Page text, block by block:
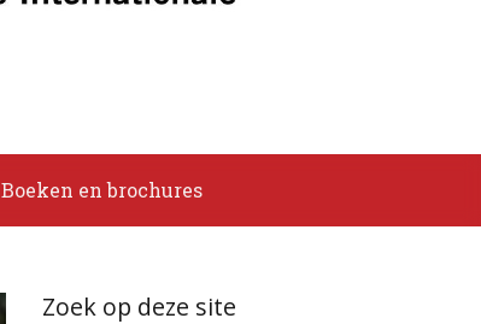
Boeken en brochures
Zoek op deze site